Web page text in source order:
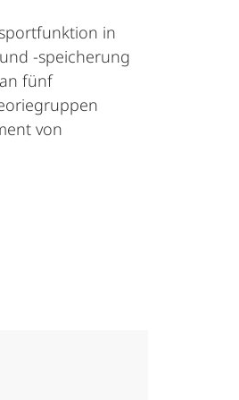
in
-speicherung
fünf
von